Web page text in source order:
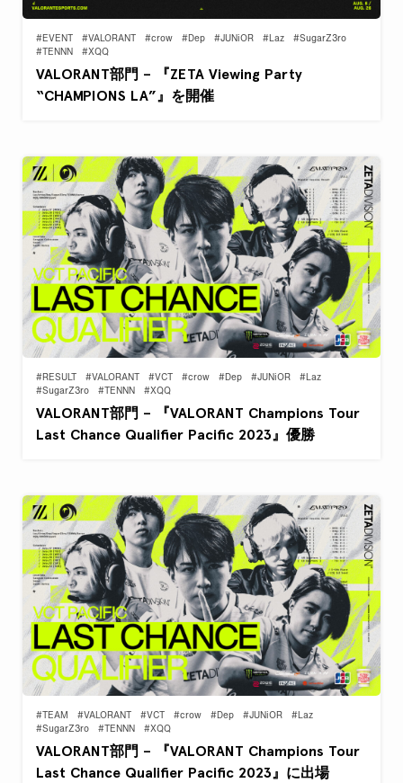
#EVENT #VALORANT #crow #Dep #JUNiOR #Laz
#SugarZ3ro
#TENNN
#XQQ
VALORANT部門 – 『ZETA Viewing Party
“CHAMPIONS LA”』を開催
#RESULT #VALORANT #VCT #crow #Dep #JUNiOR
#Laz
#SugarZ3ro
#TENNN #XQQ
VALORANT部門 – 『VALORANT Champions Tour
Last Chance Qualifier Pacific 2023』優勝
#TEAM #VALORANT #VCT #crow #Dep #JUNiOR
#Laz
#SugarZ3ro
#TENNN #XQQ
VALORANT部門 – 『VALORANT Champions Tour
Last Chance Qualifier Pacific 2023』に出場